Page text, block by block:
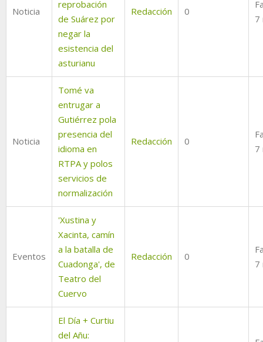
Noticia
reprobación
de Suárez por
negar la
esistencia del
asturianu
Redacción 0
7
Noticia
Tomé va
entrugar a
Gutiérrez pola
presencia del
idioma en
RTPA y polos
servicios de
normalización
Redacción 0
7
Eventos
'Xustina y
Xacinta, camín
a la batalla de
Cuadonga', de
Teatro del
Cuervo
Redacción 0
7
El Día + Curtiu
del Añu: